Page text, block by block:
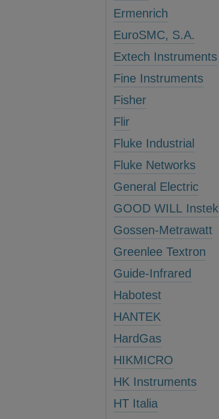
Ermenrich
EuroSMC, S.A.
Extech Instruments
Fine Instruments
Fisher
Flir
Fluke Industrial
Fluke Networks
General Electric
GOOD WILL Instek
Gossen-Metrawatt
Greenlee Textron
Guide-Infrared
Habotest
HANTEK
HardGas
HIKMICRO
HK Instruments
HT Italia